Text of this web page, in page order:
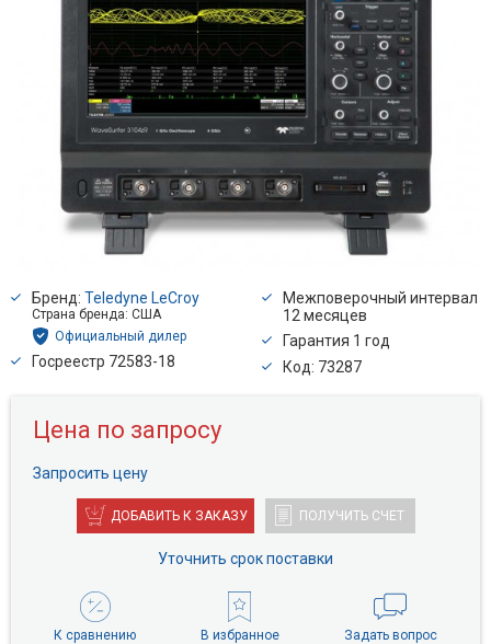
Бренд: Teledyne LeCroy
Страна бренда: США
Официальный дилер
Госреестр 72583-18
Межповерочный интервал
12 месяцев
Гарантия 1 год
Код: 73287
Цена по запросу
Запросить цену
ДОБАВИТЬ К ЗАКАЗУ ПОЛУЧИТЬ СЧЕТ
Уточнить срок поставки
К сравнению В избранное Задать вопрос